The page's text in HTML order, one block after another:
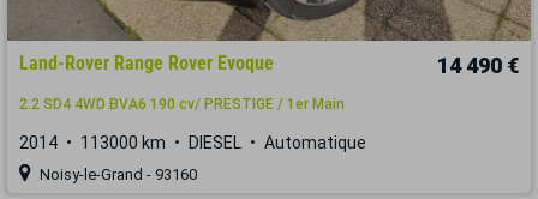
Land-Rover Range Rover Evoque 14 490 €
2.2 SD4 4WD BVA6 190 cv/ PRESTIGE / 1er Main
2014 113000 km DIESEL Automatique
Noisy-le-Grand - 93160